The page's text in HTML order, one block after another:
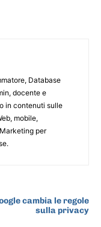
Database
docente e
in contenuti sulle
mobile,
per
cambia le regole
sulla privacy